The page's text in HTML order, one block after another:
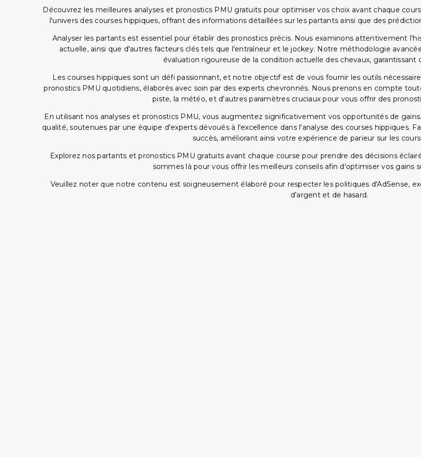
Découvrez les meilleures analyses et pronostics PMU gratuits pour optimiser vos choix avant chaque
l'univers des courses hippiques, offrant des informations détaillées sur les partants ainsi que des
Analyser les partants est essentiel pour établir des pronostics précis. Nous examinons attentivement
actuelle, ainsi que d'autres facteurs clés tels que l'entraîneur et le jockey. Notre méthodologie
évaluation rigoureuse de la condition actuelle des chevaux, garantissant
Les courses hippiques sont un défi passionnant, et notre objectif est de vous fournir les outils
pronostics PMU quotidiens, élaborés avec soin par des experts chevronnés. Nous prenons en compte
piste, la météo, et d'autres paramètres cruciaux pour vous offrir des
En utilisant nos analyses et pronostics PMU, vous augmentez significativement vos opportunités de
qualité, soutenues par une équipe d'experts dévoués à l'excellence dans l'analyse des courses hippiques.
succès, améliorant ainsi votre expérience de parieur sur les
Explorez nos partants et pronostics PMU gratuits avant chaque course pour prendre des décisions
sommes là pour vous offrir les meilleurs conseils afin d'optimiser vos gains
Veuillez noter que notre contenu est soigneusement élaboré pour respecter les politiques d'AdSense,
d'argent et de hasard.